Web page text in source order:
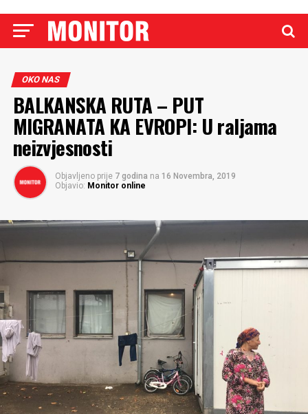
OKO NAS
BALKANSKA RUTA – PUT
MIGRANATA KA EVROPI: U raljama
neizvjesnosti
Objavljeno prije 7 godina na 16 Novembra, 2019
Objavio: Monitor online